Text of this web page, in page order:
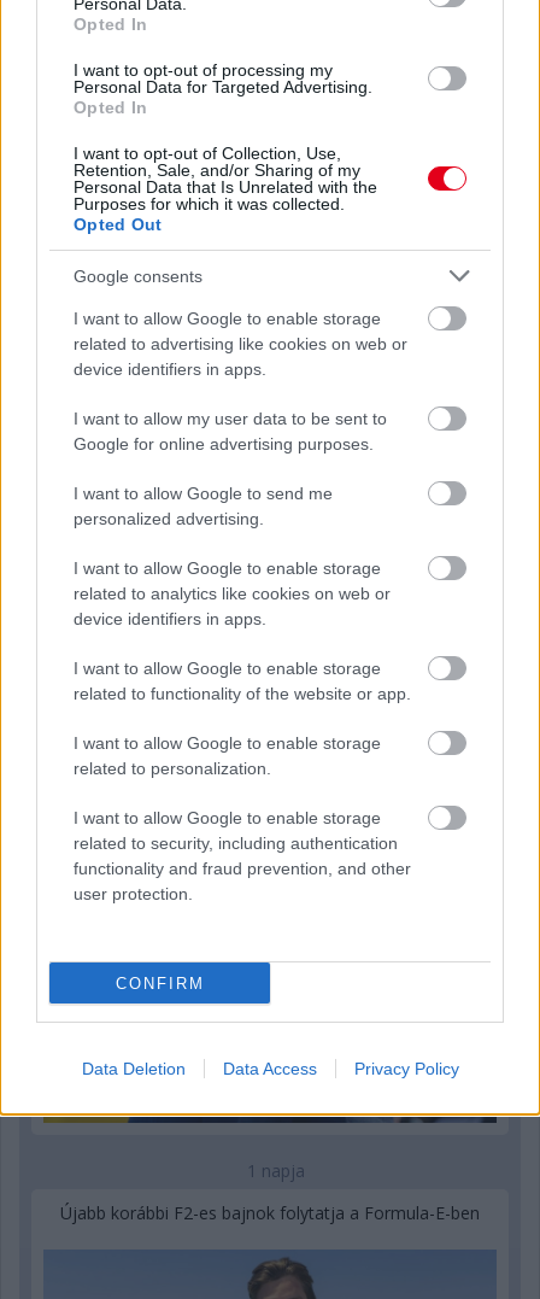
Opted In
I want to opt-out of processing my
Personal Data for Targeted Advertising.
Opted In
I want to opt-out of Collection, Use,
Retention, Sale, and/or Sharing of my
Personal Data that Is Unrelated with the
Purposes for which it was collected.
Opted Out
Google consents
I want to allow Google to enable storage
related to advertising like cookies on web or
device identifiers in apps.
I want to allow my user data to be sent to
Google for online advertising purposes.
I want to allow Google to send me
personalized advertising.
I want to allow Google to enable storage
related to analytics like cookies on web or
device identifiers in apps.
I want to allow Google to enable storage
related to functionality of the website or app.
I want to allow Google to enable storage
related to personalization.
I want to allow Google to enable storage
related to security, including authentication
functionality and fraud prevention, and other
user protection.
CONFIRM
Data Deletion Data Access Privacy Policy
Megvan, mikor kezdődik az F1-es Bahreini Nagydíj
Malajziában
Ilyen lehet a jövő F1-es szabályrendszere Domenicali
1 napja
Újabb korábbi F2-es bajnok folytatja a Formula-E-ben